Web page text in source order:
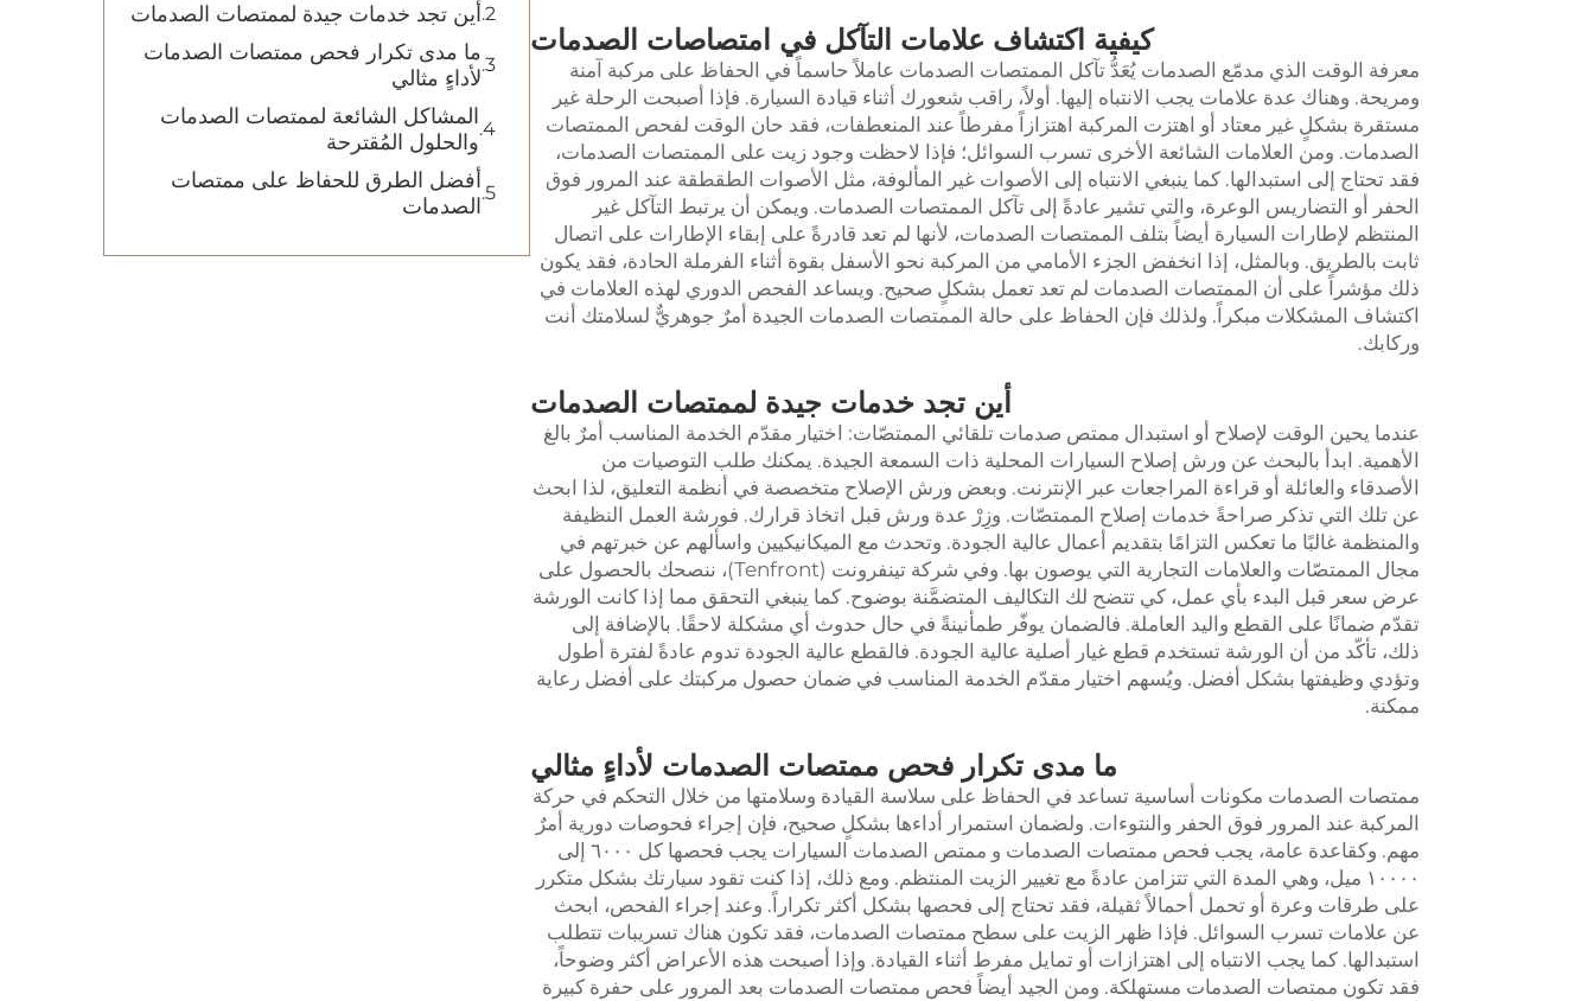
كيفية اكتشاف علامات التآكل في امتصاصات الصدمات
معرفة الوقت الذي مدمّع الصدمات يُعَدُّ تآكل الممتصات الصدمات عاملاً حاسماً في الحفاظ على مركبة آمنة
ومريحة. وهناك عدة علامات يجب الانتباه إليها. أولاً، راقب شعورك أثناء قيادة السيارة. فإذا أصبحت الرحلة غير
مستقرة بشكلٍ غير معتاد أو اهتزت المركبة اهتزازاً مفرطاً عند المنعطفات، فقد حان الوقت لفحص الممتصات
الصدمات. ومن العلامات الشائعة الأخرى تسرب السوائل؛ فإذا لاحظت وجود زيت على الممتصات الصدمات،
فقد تحتاج إلى استبدالها. كما ينبغي الانتباه إلى الأصوات غير المألوفة، مثل الأصوات الطقطقة عند المرور فوق
الحفر أو التضاريس الوعرة، والتي تشير عادةً إلى تآكل الممتصات الصدمات. ويمكن أن يرتبط التآكل غير
المنتظم لإطارات السيارة أيضاً بتلف الممتصات الصدمات، لأنها لم تعد قادرةً على إبقاء الإطارات على اتصال
ثابت بالطريق. وبالمثل، إذا انخفض الجزء الأمامي من المركبة نحو الأسفل بقوة أثناء الفرملة الحادة، فقد يكون
ذلك مؤشراً على أن الممتصات الصدمات لم تعد تعمل بشكلٍ صحيح. ويساعد الفحص الدوري لهذه العلامات في
اكتشاف المشكلات مبكراً. ولذلك فإن الحفاظ على حالة الممتصات الصدمات الجيدة أمرٌ جوهريٌّ لسلامتك أنت
وركابك.
أين تجد خدمات جيدة لممتصات الصدمات
عندما يحين الوقت لإصلاح أو استبدال ممتص صدمات تلقائي الممتصّات: اختيار مقدّم الخدمة المناسب أمرٌ بالغ
الأهمية. ابدأ بالبحث عن ورش إصلاح السيارات المحلية ذات السمعة الجيدة. يمكنك طلب التوصيات من
الأصدقاء والعائلة أو قراءة المراجعات عبر الإنترنت. وبعض ورش الإصلاح متخصصة في أنظمة التعليق، لذا ابحث
عن تلك التي تذكر صراحةً خدمات إصلاح الممتصّات. وزِرْ عدة ورش قبل اتخاذ قرارك. فورشة العمل النظيفة
والمنظمة غالبًا ما تعكس التزامًا بتقديم أعمال عالية الجودة. وتحدث مع الميكانيكيين واسألهم عن خبرتهم في
مجال الممتصّات والعلامات التجارية التي يوصون بها. وفي شركة تينفرونت (Tenfront)، ننصحك بالحصول على
عرض سعر قبل البدء بأي عمل، كي تتضح لك التكاليف المتضمَّنة بوضوح. كما ينبغي التحقق مما إذا كانت الورشة
تقدّم ضمانًا على القطع واليد العاملة. فالضمان يوفّر طمأنينةً في حال حدوث أي مشكلة لاحقًا. بالإضافة إلى
ذلك، تأكّد من أن الورشة تستخدم قطع غيار أصلية عالية الجودة. فالقطع عالية الجودة تدوم عادةً لفترة أطول
وتؤدي وظيفتها بشكل أفضل. ويُسهم اختيار مقدّم الخدمة المناسب في ضمان حصول مركبتك على أفضل رعاية
ممكنة.
ما مدى تكرار فحص ممتصات الصدمات لأداءٍ مثالي
ممتصات الصدمات مكونات أساسية تساعد في الحفاظ على سلاسة القيادة وسلامتها من خلال التحكم في حركة
المركبة عند المرور فوق الحفر والنتوءات. ولضمان استمرار أداءها بشكلٍ صحيح، فإن إجراء فحوصات دورية أمرٌ
مهم. وكقاعدة عامة، يجب فحص ممتصات الصدمات و ممتص الصدمات السيارات
يجب فحصها كل ٦٠٠٠ إلى
١٠٠٠٠ ميل، وهي المدة التي تتزامن عادةً مع تغيير الزيت المنتظم. ومع ذلك، إذا كنت تقود سيارتك بشكل متكرر
على طرقات وعرة أو تحمل أحمالاً ثقيلة، فقد تحتاج إلى فحصها بشكل أكثر تكراراً. وعند إجراء الفحص، ابحث
عن علامات تسرب السوائل. فإذا ظهر الزيت على سطح ممتصات الصدمات، فقد تكون هناك تسريبات تتطلب
استبدالها. كما يجب الانتباه إلى اهتزازات أو تمايل مفرط أثناء القيادة. وإذا أصبحت هذه الأعراض أكثر وضوحاً،
فقد تكون ممتصات الصدمات مستهلكة. ومن الجيد أيضاً فحص ممتصات الصدمات بعد المرور على حفرة كبيرة
أين تجد خدمات جيدة لممتصات الصدمات
ما مدى تكرار فحص ممتصات الصدمات
لأداءٍ مثالي
المشاكل الشائعة لممتصات الصدمات
والحلول المُقترحة
أفضل الطرق للحفاظ على ممتصات
الصدمات